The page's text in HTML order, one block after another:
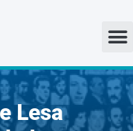
Lesa